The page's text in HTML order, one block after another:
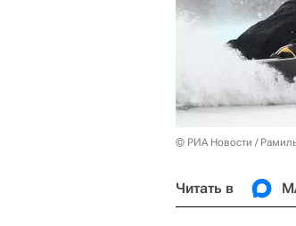
© РИА Новости /
Читать в